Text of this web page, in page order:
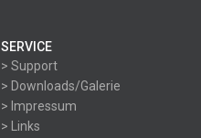
SERVICE
> Support
> Downloads/Galerie
> Impressum
> Links